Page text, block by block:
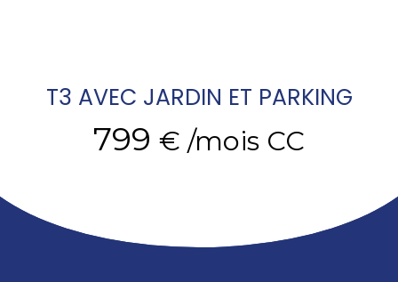
T3 AVEC JARDIN ET PARKING
799 € /mois CC